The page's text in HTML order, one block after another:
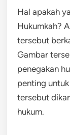
Hal apakah
Hukumkah?
tersebut
Gambar
penegakan
penting
tersebut
hukum.